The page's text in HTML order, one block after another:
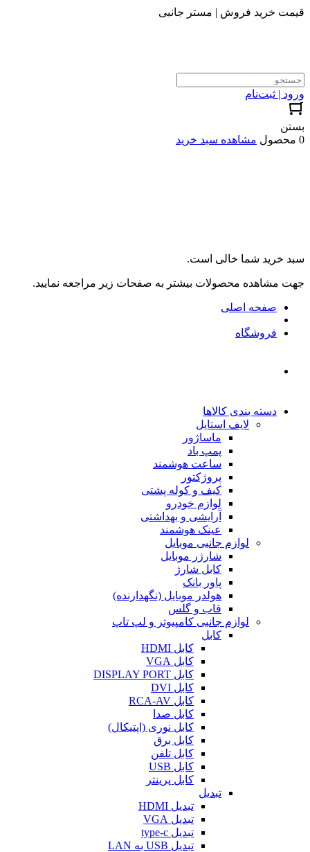
قیمت خرید فروش | مستر جانبی
ورود | ثبت‌نام
بستن
0 محصول
مشاهده سبد خرید
سبد خرید شما خالی است.
جهت مشاهده محصولات بیشتر به صفحات زیر مراجعه نمایید.
صفحه اصلی
فروشگاه
دسته بندی کالاها
لایف استایل
ماساژور
پمپ باد
ساعت هوشمند
پروژکتور
کیف و کوله پشتی
لوازم خودرو
آرایشی و بهداشتی
عینک هوشمند
لوازم جانبی موبایل
شارژر موبایل
کابل شارژ
پاور بانک
هولدر موبایل (نگهدارنده)
قاب و گلس
لوازم جانبی کامپیوتر و لپ تاپ
کابل
کابل HDMI
کابل VGA
کابل DISPLAY PORT
کابل DVI
کابل RCA-AV
کابل صدا
کابل نوری (اپتیکال)
کابل برق
کابل تلفن
کابل USB
کابل پرینتر
تبدیل
تبدیل HDMI
تبدیل VGA
تبدیل type-c
تبدیل USB به LAN